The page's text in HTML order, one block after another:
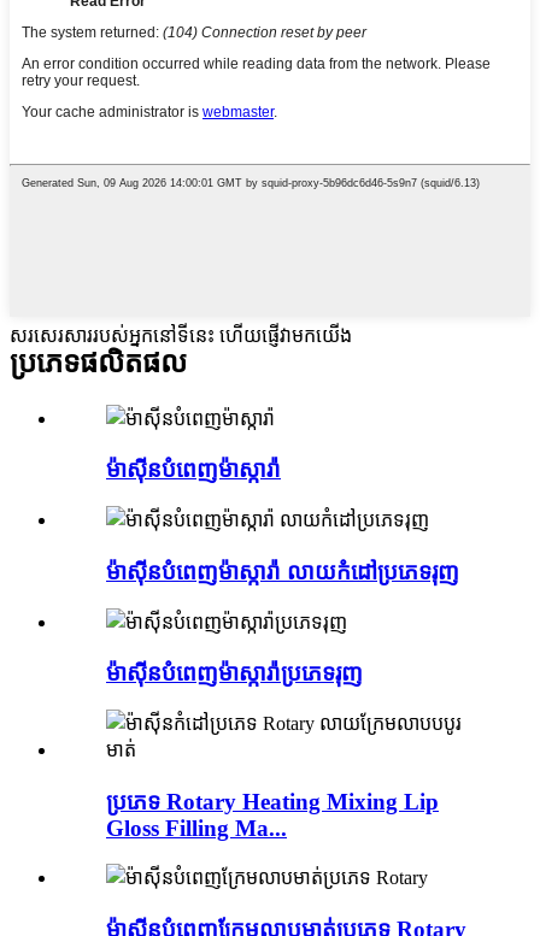
សរសេរសាររបស់អ្នកនៅទីនេះ ហើយផ្ញើវាមកយើង
ប្រភេទផលិតផល
ម៉ាស៊ីនបំពេញម៉ាស្ការ៉ា
ម៉ាស៊ីនបំពេញម៉ាស្ការ៉ា លាយកំដៅប្រភេទរុញ
ម៉ាស៊ីនបំពេញម៉ាស្ការ៉ាប្រភេទរុញ
ប្រភេទ Rotary Heating Mixing Lip
Gloss Filling Ma...
ម៉ាស៊ីនបំពេញក្រែមលាបមាត់ប្រភេទ Rotary